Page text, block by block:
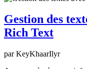
Gestion des
Rich Text
par KeyKhaarIlyr